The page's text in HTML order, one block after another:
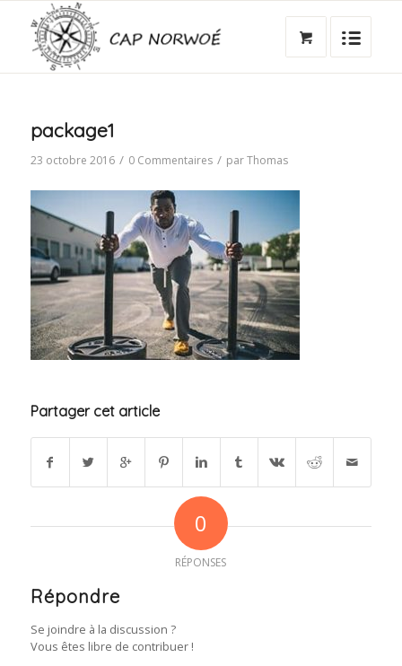
package1
23 octobre 2016 / 0 Commentaires / parThomas
Partager cet article
0
RÉPONSES
Répondre
Se joindre à la discussion ?
Vous êtes libre de contribuer !